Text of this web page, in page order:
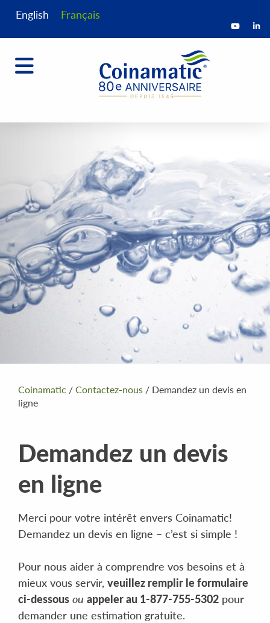
English Français
Coinamatic /Contactez-nous / Demandez un devis en
ligne
Demandez un devis
en ligne
Merci pour votre intérêt envers Coinamatic!
Demandez un devis en ligne – c’est si simple !
Pour nous aider à comprendre vos besoins et à
mieux vous servir, veuillez remplir le formulaire
ci-dessous ou appeler au 1-877-755-5302 pour
demander une estimation gratuite.